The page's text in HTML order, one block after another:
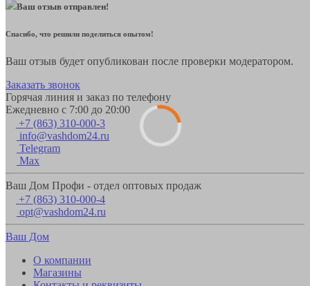
Ваш отзыв отправлен!
Спасибо, что решили поделиться опытом!
Ваш отзыв будет опубликован после проверки модератором.
Заказать звонок
Горячая линия и заказ по телефону
Ежедневно с 7:00 до 20:00
+7 (863) 310-000-3
info@vashdom24.ru
Telegram
Max
Ваш Дом Профи - отдел оптовых продаж
+7 (863) 310-000-4
opt@vashdom24.ru
Ваш Дом
О компании
Магазины